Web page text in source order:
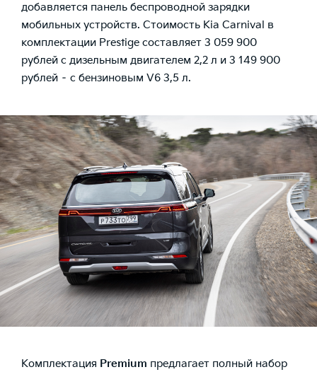
добавляется панель беспроводной зарядки
мобильных устройств. Стоимость Kia Carnival в
комплектации Prestige составляет 3 059 900
рублей с дизельным двигателем 2,2 л и 3 149 900
рублей – с бензиновым V6 3,5 л.
Комплектация Premium предлагает полный набор